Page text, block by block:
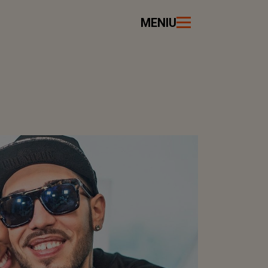
MENIU